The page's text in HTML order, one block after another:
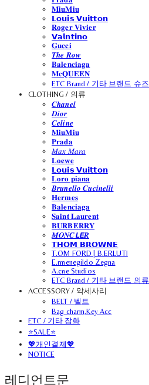
𝐌𝐢𝐮𝐌𝐢𝐮
𝗟𝗼𝘂𝗶𝘀 𝗩𝘂𝗶𝘁𝘁𝗼𝗻
𝐑𝐨𝐠𝐞𝐫 𝐕𝐢𝐯𝐢𝐞𝐫
𝗩𝗮𝗹𝗻𝘁𝗶𝗻𝗼
𝐆𝐮𝐜𝐜𝐢
𝑻𝒉𝒆 𝑹𝒐𝒘
𝐁𝐚𝐥𝐞𝐧𝐜𝐢𝐚𝐠𝐚
𝐌𝐜𝐐𝐔𝐄𝐄𝐍
ETC Brand / 기타 브랜드 슈즈
CLOTHING / 의류
𝑪𝒉𝒂𝒏𝒆𝒍
𝑫𝒊𝒐𝒓
𝑪𝒆𝒍𝒊𝒏𝒆
𝐌𝐢𝐮𝐌𝐢𝐮
𝐏𝐫𝐚𝐝𝐚
𝑀𝑎𝑥 𝑀𝑎𝑟𝑎
𝐋𝐨𝐞𝐰𝐞
𝗟𝗼𝘂𝗶𝘀 𝗩𝘂𝗶𝘁𝘁𝗼𝗻
𝐋𝐨𝐫𝐨 𝐩𝐢𝐚𝐧𝐚
𝑩𝒓𝒖𝒏𝒆𝒍𝒍𝒐 𝑪𝒖𝒄𝒊𝒏𝒆𝒍𝒍𝒊
𝐇𝐞𝐫𝐦𝐞𝐬
𝐁𝐚𝐥𝐞𝐧𝐜𝐢𝐚𝐠𝐚
𝐒𝐚𝐢𝐧𝐭 𝐋𝐚𝐮𝐫𝐞𝐧𝐭
𝐁𝐔𝐑𝐁𝐄𝐑𝐑𝐘
𝑴𝑶𝑵𝑪𝙇𝙀𝑹
𝗧𝗛𝗢𝗠 𝗕𝗥𝗢𝗪𝗡𝗘
T.OM FORD | B.ERLUTI
E.rmenegildo Zegna
A.cne Studios
ETC Brand / 기타 브랜드 의류
ACCESSORY / 악세사리
BELT / 벨트
Bag charm,Key Acc
ETC / 기타 잡화
⭐SALE⭐
💖개인결제💖
NOTICE
레디언트문